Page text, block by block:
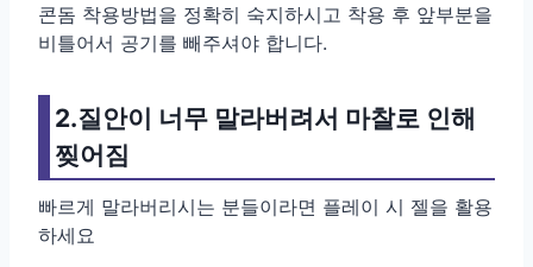
콘돔 착용방법을 정확히 숙지하시고 착용 후 앞부분을
비틀어서 공기를 빼주셔야 합니다.
2.질안이 너무 말라버려서 마찰로 인해
찢어짐
빠르게 말라버리시는 분들이라면 플레이 시 젤을 활용
하세요